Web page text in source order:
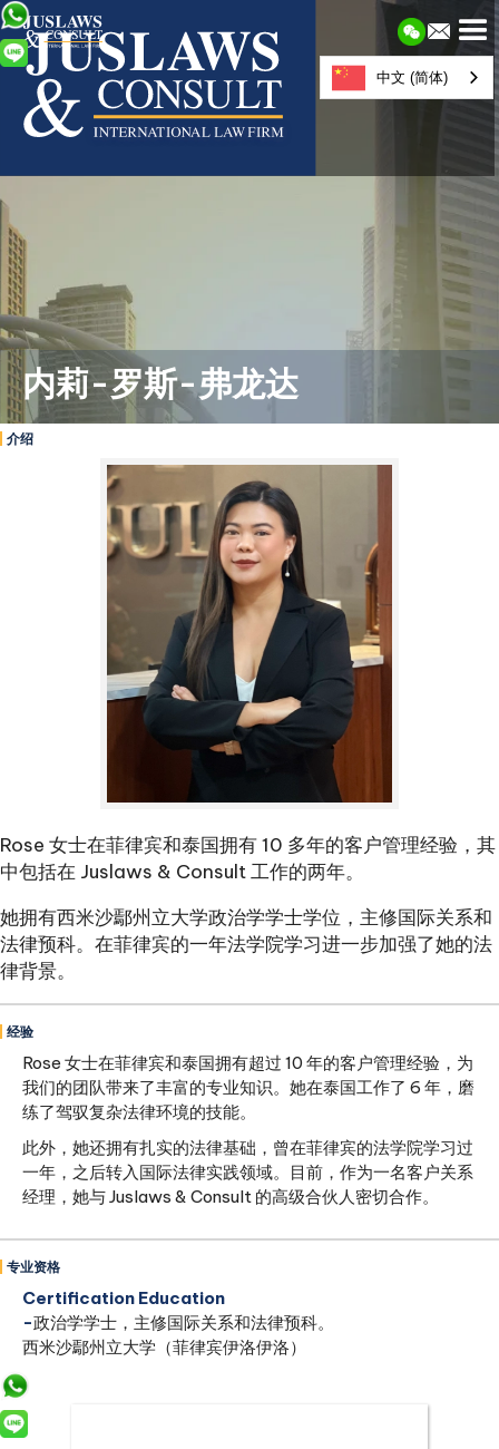
内莉-罗斯-弗龙达
介绍
Rose 女士在菲律宾和泰国拥有 10 多年的客户管理经验，其
中包括在 Juslaws & Consult 工作的两年。
她拥有西米沙鄢州立大学政治学学士学位，主修国际关系和
法律预科。在菲律宾的一年法学院学习进一步加强了她的法
律背景。
经验
Rose 女士在菲律宾和泰国拥有超过 10 年的客户管理经验，为
我们的团队带来了丰富的专业知识。她在泰国工作了 6 年，磨
练了驾驭复杂法律环境的技能。
此外，她还拥有扎实的法律基础，曾在菲律宾的法学院学习过
一年，之后转入国际法律实践领域。目前，作为一名客户关系
经理，她与 Juslaws & Consult 的高级合伙人密切合作。
专业资格
‍Certification Education
‍-政治学学士，主修国际关系和法律预科。
西米沙鄢州立大学（菲律宾伊洛伊洛）
中文 (简体)